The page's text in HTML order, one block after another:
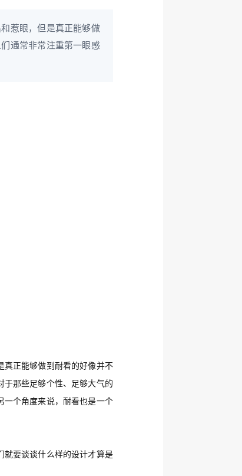
惹眼，但是真正能够做
通常非常注重第一眼感
真正能够做到耐看的好像并不
于那些足够个性、足够大气的
一个角度来说，耐看也是一个
就要谈谈什么样的设计才算是